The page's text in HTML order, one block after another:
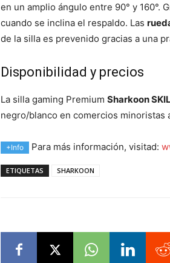
en un amplio ángulo entre 90° y 160°.
cuando se inclina el respaldo. Las
de la silla es prevenido gracias a una
Disponibilidad y precios
La silla gaming Premium Sharkoon
negro/blanco en comercios minoristas
+Info Para más información, visitad:
ETIQUETAS SHARKOON